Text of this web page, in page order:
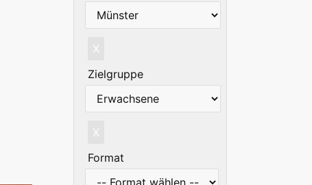
X
Zielgruppe
X
Format